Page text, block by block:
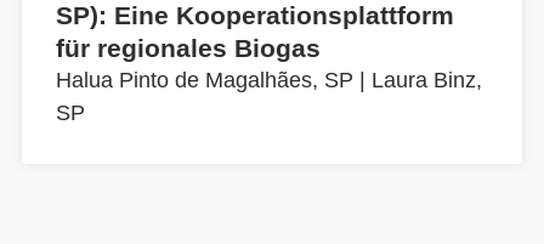
SP): Eine Kooperationsplattform
für regionales Biogas
Halua Pinto de Magalhães, SP
Laura Binz,
SP